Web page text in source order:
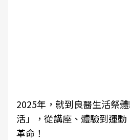
2025年，就到良醫生活祭
活」，從講座、體驗到運
革命！